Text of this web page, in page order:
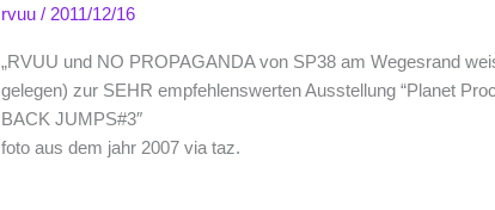
rvuu/ 2011/12/16
„RVUU und NO PROPAGANDA von SP38 am Wegesrand
gelegen) zur SEHR empfehlenswerten Ausstellung “Planet
BACK JUMPS#3″
foto aus dem jahr 2007 via taz.